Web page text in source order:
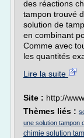
des réactions
tampon trouvé
solution de
en combinant
Comme avec
les quantités
Lire la suite
Site : http://
Thèmes liés :
une solution tampon
chimie solution